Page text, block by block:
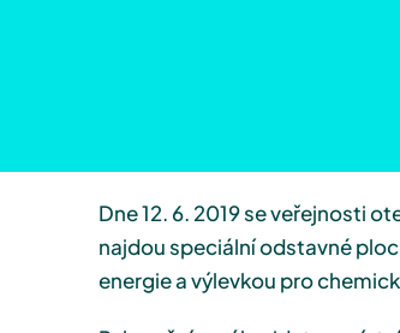
Dne 12. 6. 2019 se veřejnosti
najdou speciální odstavné
energie a výlevkou pro